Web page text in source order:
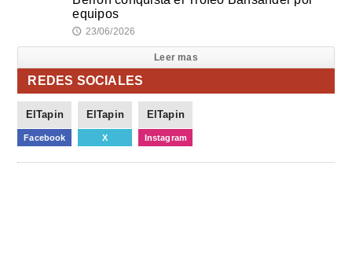
equipos
🕔 23/06/2026
Leer mas
REDES SOCIALES
ElTapin
Facebook
ElTapin
X
ElTapin
Instagram